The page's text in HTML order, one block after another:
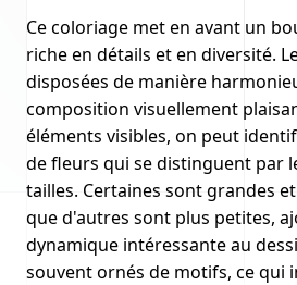
Ce coloriage met en avant un
riche en détails et en diversité.
disposées de manière
composition visuellement
éléments visibles, on peut
de fleurs qui se distinguent par
tailles. Certaines sont grandes
que d'autres sont plus petites,
dynamique intéressante au
souvent ornés de motifs, ce qui